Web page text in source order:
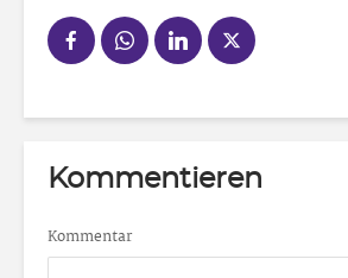
Kommentieren
Kommentar